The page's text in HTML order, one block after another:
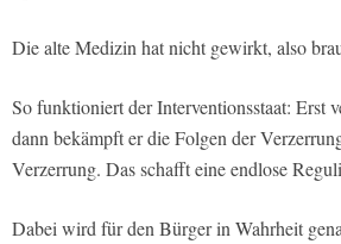
Die alte Medizin hat nicht gewirkt, also
So funktioniert der Interventionsstaat: Erst
dann bekämpft er die Folgen der
Verzerrung. Das schafft eine endlose
Dabei wird für den Bürger in Wahrheit